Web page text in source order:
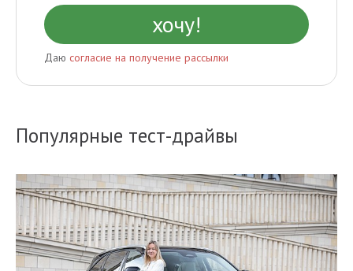
Даю согласие на получение рассылки
Популярные тест-драйвы